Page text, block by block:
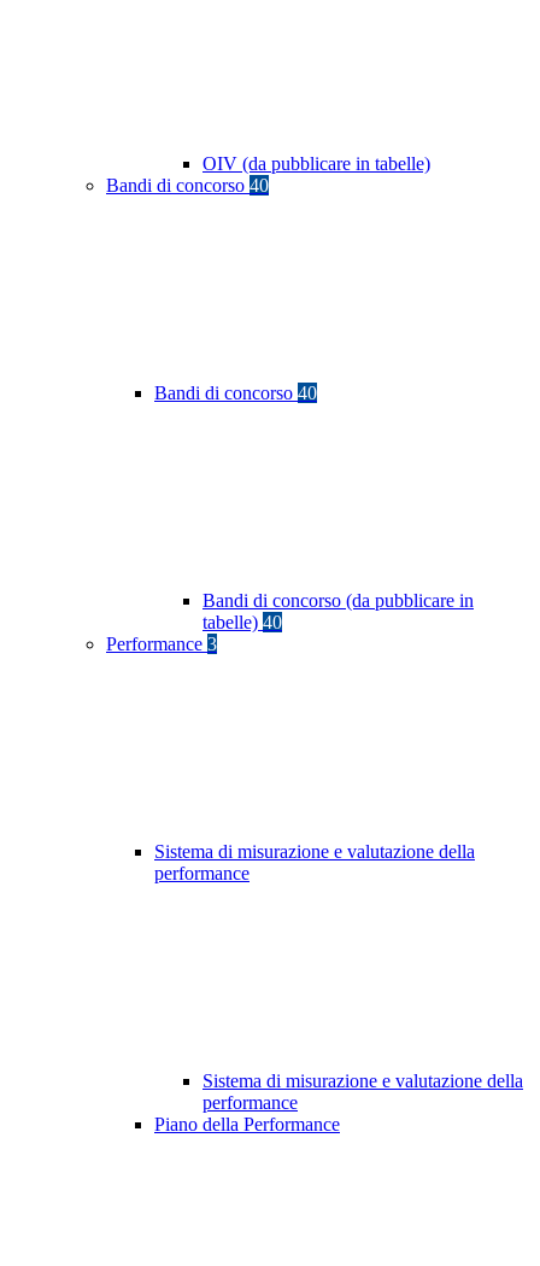
OIV (da pubblicare in tabelle)
Bandi di concorso 40
Bandi di concorso 40
Bandi di concorso (da pubblicare in
tabelle) 40
Performance 3
Sistema di misurazione e valutazione della
performance
Sistema di misurazione e valutazione della
performance
Piano della Performance